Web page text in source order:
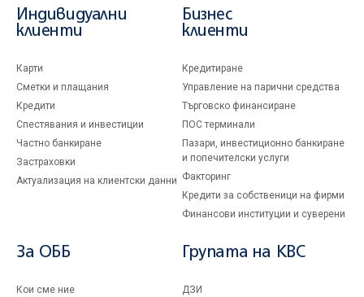
Индивидуални
клиенти
Карти
Сметки и плащания
Кредити
Спестявания и инвестиции
Частно банкиране
Застраховки
Актуализация на клиентски данни
Бизнес
клиенти
Кредитиране
Управление на парични средства
Търговско финансиране
ПОС терминали
Пазари, инвестиционно банкиране
и попечителски услуги
Факторинг
Кредити за собственици на фирми
Финансови институции и суверени
За ОББ
Кои сме ние
Групата на KBC
ДЗИ